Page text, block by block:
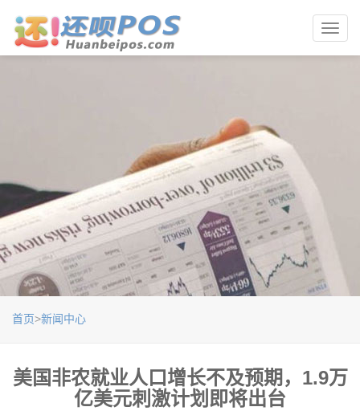
首页>新闻中心
美国非农就业人口增长不及预期，1.9万
亿美元刺激计划即将出台